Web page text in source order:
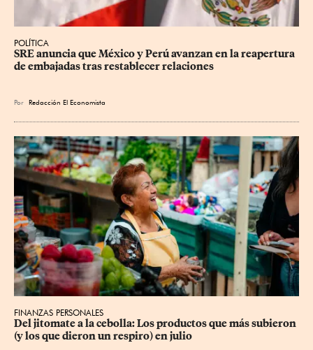
POLÍTICA
SRE anuncia que México y Perú avanzan en la reapertura
de embajadas tras restablecer relaciones
Por Redacción El Economista
FINANZAS PERSONALES
Del jitomate a la cebolla: Los productos que más subieron
(y los que dieron un respiro) en julio